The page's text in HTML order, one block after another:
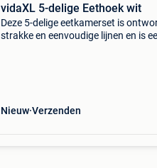
vidaXL 5-delige Eethoek wit
Deze 5-delige eetkamerset is
strakke en eenvoudige lijnen en is
Nieuw Verzenden